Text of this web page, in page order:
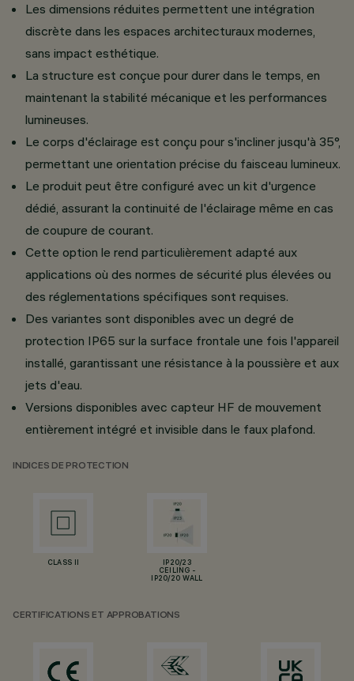
Les dimensions réduites permettent une intégration
discrète dans les espaces architecturaux modernes,
sans impact esthétique.
La structure est conçue pour durer dans le temps, en
maintenant la stabilité mécanique et les performances
lumineuses.
Le corps d'éclairage est conçu pour s'incliner jusqu'à 35°,
permettant une orientation précise du faisceau lumineux.
Le produit peut être configuré avec un kit d'urgence
dédié, assurant la continuité de l'éclairage même en cas
de coupure de courant.
Cette option le rend particulièrement adapté aux
applications où des normes de sécurité plus élevées ou
des réglementations spécifiques sont requises.
Des variantes sont disponibles avec un degré de
protection IP65 sur la surface frontale une fois l'appareil
installé, garantissant une résistance à la poussière et aux
jets d'eau.
Versions disponibles avec capteur HF de mouvement
entièrement intégré et invisible dans le faux plafond.
INDICES DE PROTECTION
CLASS II
IP20/23
CEILING -
IP20/20 WALL
CERTIFICATIONS ET APPROBATIONS